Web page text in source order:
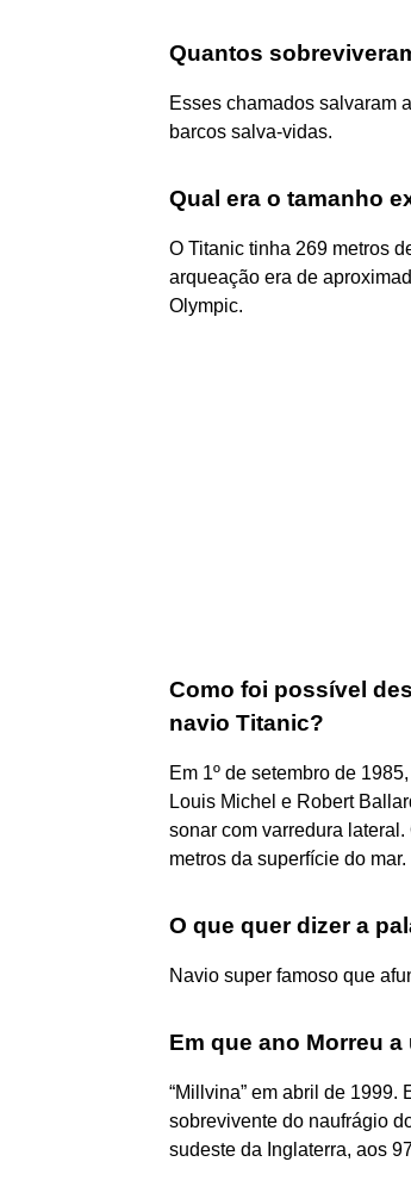
Quantos
Esses chamados salvaram
barcos salva-vidas.
Qual era o tamanho
O Titanic tinha 269 metros
arqueação era de
Olympic.
Como foi possível
navio Titanic?
Em 1º de setembro de
Louis Michel e Robert
sonar com varredura
metros da superfície do mar.
O que quer dizer a
Navio super famoso que
Em que ano Morreu
“Millvina” em abril de 1999.
sobrevivente do naufrágio
sudeste da Inglaterra, aos